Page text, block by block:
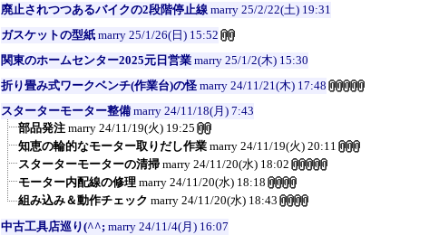
廃止されつつあるバイクの2段階停止線 marry 25/2/22(土) 19:31
ガスケットの型紙 marry 25/1/26(日) 15:52
関東のホームセンター2025元日営業 marry 25/1/2(木) 15:30
折り畳み式ワークベンチ(作業台)の怪 marry 24/11/21(木) 17:48
スターターモーター整備 marry 24/11/18(月) 7:43
部品発注 marry 24/11/19(火) 19:25
知恵の輪的なモーター取りだし作業 marry 24/11/19(火) 20:11
スターターモーターの清掃 marry 24/11/20(水) 18:02
モーター内配線の修理 marry 24/11/20(水) 18:18
組み込み＆動作チェック marry 24/11/20(水) 18:43
中古工具店巡り(^^; marry 24/11/4(月) 16:07